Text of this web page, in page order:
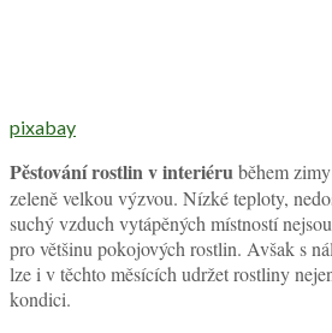
pixabay
Pěstování rostlin v interiéruběhem
zeleně velkou výzvou. Nízké teploty,
suchý vzduch vytápěných místností
pro většinu pokojových rostlin. Avšak s
lze i v těchto měsících udržet rostliny
kondici.